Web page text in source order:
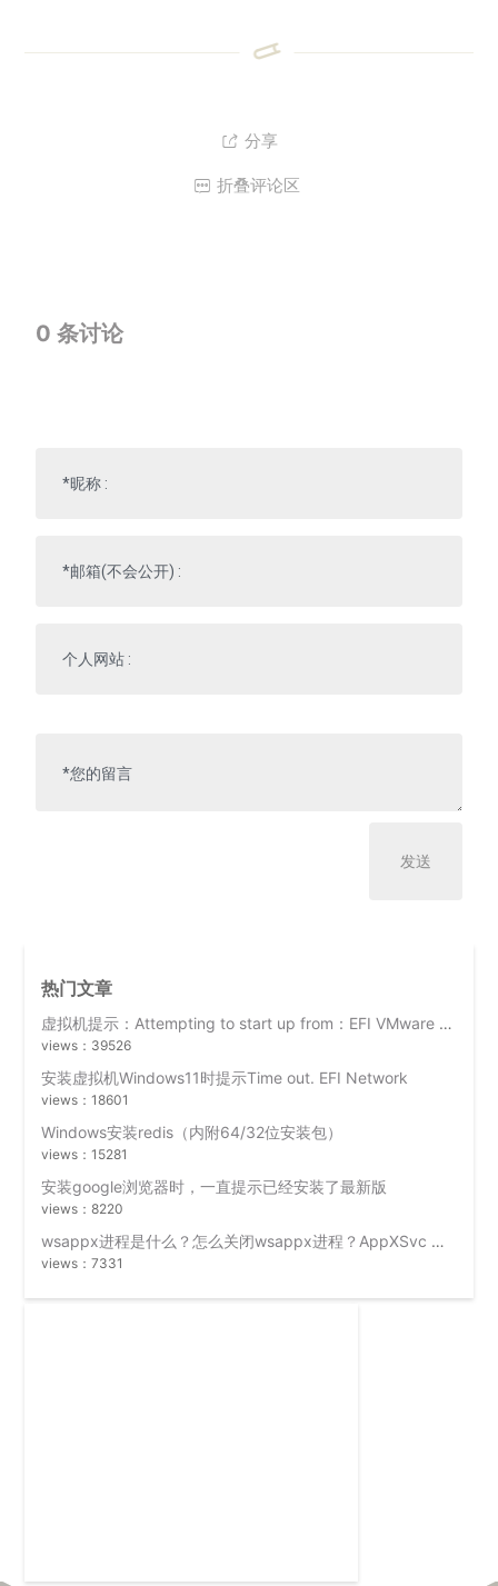
热门文章
虚拟机提示：Attempting to start up from：EFI VMware Virtual SCSI Hard Drive(0.0)
views：39526
安装虚拟机Windows11时提示Time out. EFI Network
views：18601
Windows安装redis（内附64/32位安装包）
views：15281
安装google浏览器时，一直提示已经安装了最新版
views：8220
wsappx进程是什么？怎么关闭wsappx进程？AppXSvc 无法禁用
views：7331
 分享
 折叠评论区
0 条讨论